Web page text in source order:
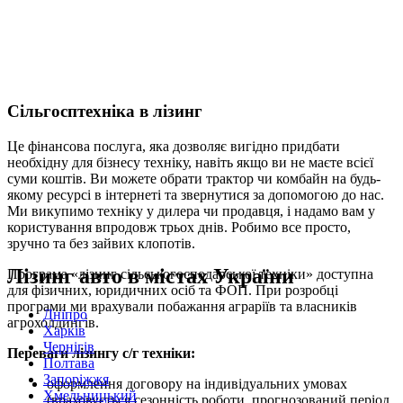
Сільгосптехніка в лізинг
Це фінансова послуга, яка дозволяє вигідно придбати
необхідну для бізнесу техніку, навіть якщо ви не маєте всієї
суми коштів. Ви можете обрати трактор чи комбайн на будь-
якому ресурсі в інтернеті та звернутися за допомогою до нас.
Ми викупимо техніку у дилера чи продавця, і надамо вам у
користування впродовж трьох днів. Робимо все просто,
зручно та без зайвих клопотів.
Програма «лізинг сільськогосподарської техніки» доступна
для фізичних, юридичних осіб та ФОП. При розробці
програми ми врахували побажання аграріїв та власників
агрохолдингів.
Переваги лізингу с/г техніки:
оформлення договору на індивідуальних умовах
(враховується сезонність роботи, прогнозований період
Лізинг авто в містах України
Дніпро
Харків
Чернігів
Полтава
Запоріжжя
Хмельницький